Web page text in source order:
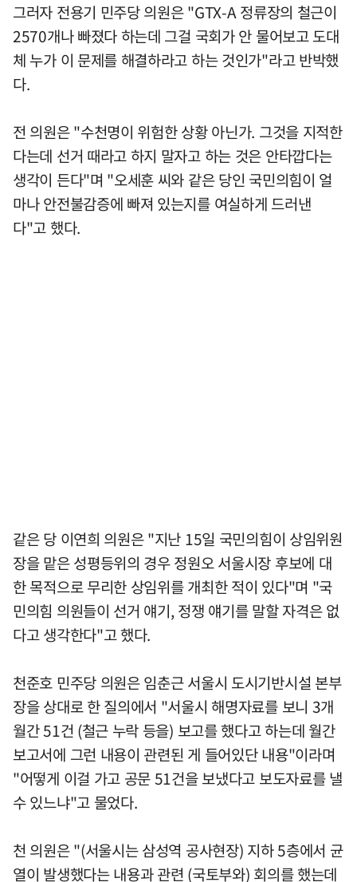
그러자 전용기 민주당 의원은 "GTX-A 정류장의 철근이
2570개나 빠졌다 하는데 그걸 국회가 안 물어보고 도대
체 누가 이 문제를 해결하라고 하는 것인가"라고 반박했
다.
전 의원은 "수천명이 위험한 상황 아닌가. 그것을 지적한
다는데 선거 때라고 하지 말자고 하는 것은 안타깝다는
생각이 든다"며 "오세훈 씨와 같은 당인 국민의힘이 얼
마나 안전불감증에 빠져 있는지를 여실하게 드러낸
다"고 했다.
같은 당 이연희 의원은 "지난 15일 국민의힘이 상임위원
장을 맡은 성평등위의 경우 정원오 서울시장 후보에 대
한 목적으로 무리한 상임위를 개최한 적이 있다"며 "국
민의힘 의원들이 선거 얘기, 정쟁 얘기를 말할 자격은 없
다고 생각한다"고 했다.
천준호 민주당 의원은 임춘근 서울시 도시기반시설 본부
장을 상대로 한 질의에서 "서울시 해명자료를 보니 3개
월간 51건 (철근 누락 등을) 보고를 했다고 하는데 월간
보고서에 그런 내용이 관련된 게 들어있단 내용"이라며
"어떻게 이걸 가고 공문 51건을 보냈다고 보도자료를 낼
수 있느냐"고 물었다.
천 의원은 "(서울시는 삼성역 공사현장) 지하 5층에서 균
열이 발생했다는 내용과 관련 (국토부와) 회의를 했는데